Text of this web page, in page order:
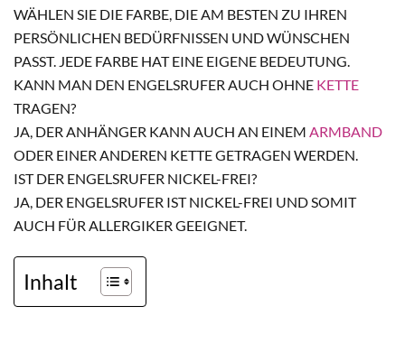
WÄHLEN SIE DIE FARBE, DIE AM BESTEN ZU IHREN
PERSÖNLICHEN BEDÜRFNISSEN UND WÜNSCHEN
PASST. JEDE FARBE HAT EINE EIGENE BEDEUTUNG.
KANN MAN DEN ENGELSRUFER AUCH OHNE KETTE
TRAGEN?
JA, DER ANHÄNGER KANN AUCH AN EINEM ARMBAND
ODER EINER ANDEREN KETTE GETRAGEN WERDEN.
IST DER ENGELSRUFER NICKEL-FREI?
JA, DER ENGELSRUFER IST NICKEL-FREI UND SOMIT
AUCH FÜR ALLERGIKER GEEIGNET.
Inhalt